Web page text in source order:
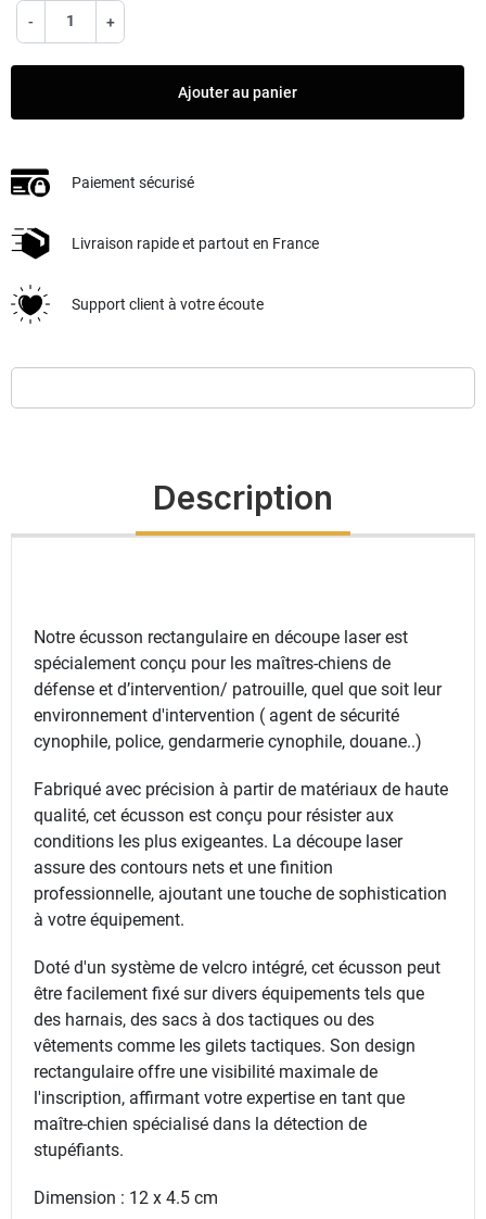
- +
Ajouter au panier
Paiement sécurisé
Livraison rapide et partout en France
Support client à votre écoute
Description
Notre écusson rectangulaire en découpe laser est
spécialement conçu pour les maîtres-chiens de
défense et d’intervention/ patrouille, quel que soit leur
environnement d'intervention ( agent de sécurité
cynophile, police, gendarmerie cynophile, douane..)
Fabriqué avec précision à partir de matériaux de haute
qualité, cet écusson est conçu pour résister aux
conditions les plus exigeantes. La découpe laser
assure des contours nets et une finition
professionnelle, ajoutant une touche de sophistication
à votre équipement.
Doté d'un système de velcro intégré, cet écusson peut
être facilement fixé sur divers équipements tels que
des harnais, des sacs à dos tactiques ou des
vêtements comme les gilets tactiques. Son design
rectangulaire offre une visibilité maximale de
l'inscription, affirmant votre expertise en tant que
maître-chien spécialisé dans la détection de
stupéfiants.
Dimension : 12 x 4.5 cm